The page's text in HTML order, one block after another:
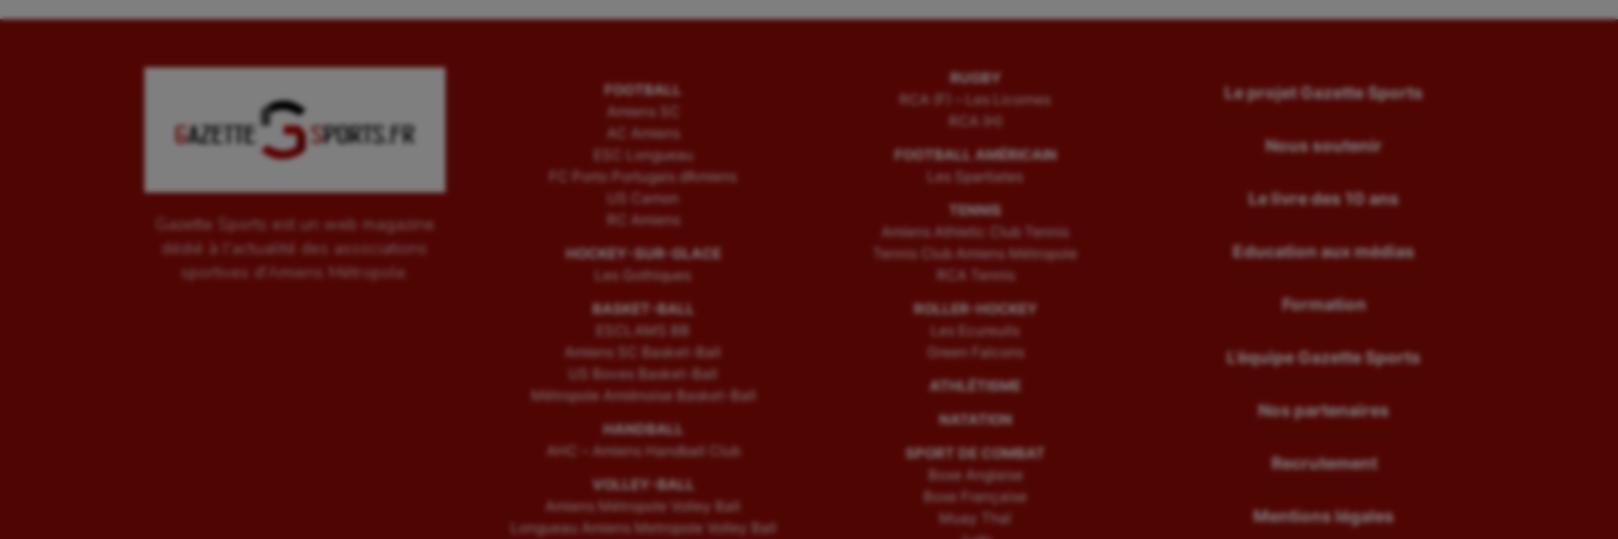
Gazette Sports est un web magazine
dédié à l'actualité des associations
sportives d'Amiens Métropole.
FOOTBALL
Amiens SC
AC Amiens
ESC Longueau
FC Porto Portugais d’Amiens
US Camon
RC Amiens
HOCKEY-SUR-GLACE
Les Gothiques
BASKET-BALL
ESCLAMS BB
Amiens SC Basket-Ball
US Boves Basket-Ball
Métropole Amiénoise Basket-Ball
HANDBALL
AHC – Amiens Handball Club
VOLLEY-BALL
Amiens Métropole Volley Ball
Longueau Amiens Metropole Volley Ball
RUGBY
RCA (F) – Les Licornes
RCA (H)
FOOTBALL AMÉRICAIN
Les Spartiates
TENNIS
Amiens Athletic Club Tennis
Tennis Club Amiens Métropole
RCA Tennis
ROLLER-HOCKEY
Les Ecureuils
Green Falcons
ATHLÉTISME
NATATION
SPORT DE COMBAT
Boxe Anglaise
Boxe Française
Muay Thaï
Le projet Gazette Sports
Nous soutenir
Le livre des 10 ans
Education aux médias
Formation
L’équipe Gazette Sports
Nos partenaires
Recrutement
Mentions légales